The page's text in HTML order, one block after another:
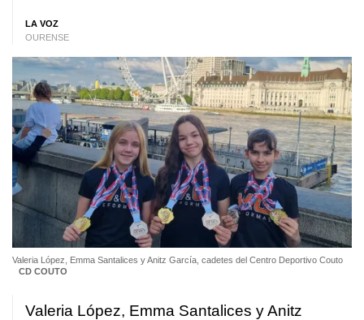
LA VOZ
OURENSE
Valeria López, Emma Santalices y Anitz García, cadetes del Centro Deportivo Couto
CD COUTO
Valeria López, Emma Santalices y Anitz